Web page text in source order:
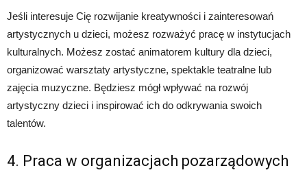
Jeśli interesuje Cię rozwijanie kreatywności i zainteresowań
artystycznych u dzieci, możesz rozważyć pracę w instytucjach
kulturalnych. Możesz zostać animatorem kultury dla dzieci,
organizować warsztaty artystyczne, spektakle teatralne lub
zajęcia muzyczne. Będziesz mógł wpływać na rozwój
artystyczny dzieci i inspirować ich do odkrywania swoich
talentów.
4. Praca w organizacjach pozarządowych